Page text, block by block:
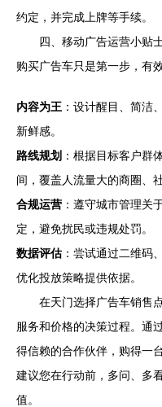
约定，并完成上牌等手续。
四、移动广告运营小贴
购买广告车只是第一步，有
内容为王 ：设计醒目、简洁
新鲜感。
路线规划 ：根据目标客户群
间，覆盖人流量大的商圈、
合规运营 ：遵守城市管理关
定，避免扰民或违规处罚。
数据评估：尝试通过二维码
优化投放策略提供依据。
在天门选择广告车销售
服务和价格的决策过程。通
得信赖的合作伙伴，购得一
建议您在行动前，多问、多
值。